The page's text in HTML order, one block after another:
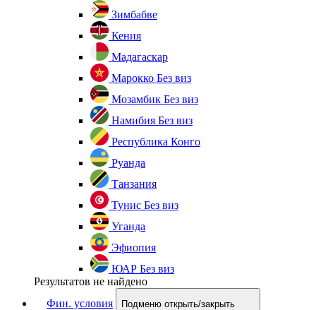
Зимбабве
Кения
Мадагаскар
Марокко Без виз
Мозамбик Без виз
Намибия Без виз
Республика Конго
Руанда
Танзания
Тунис Без виз
Уганда
Эфиопия
ЮАР Без виз
Результатов не найдено
Фин. условия
Подменю открыть/закрыть